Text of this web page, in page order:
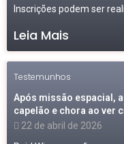
Inscrições podem ser
Leia Mais
Testemunhos
Após missão espacial,
capelão e chora ao ver
22 de abril de 2026